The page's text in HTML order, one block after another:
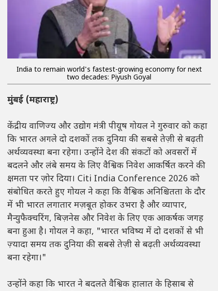
India to remain world's fastest-growing economy for next
two decades: Piyush Goyal
मुंबई (महाराष्ट्र)
केंद्रीय वाणिज्य और उद्योग मंत्री पीयूष गोयल ने गुरुवार को कहा
कि भारत अगले दो दशकों तक दुनिया की सबसे तेज़ी से बढ़ती
अर्थव्यवस्था बना रहेगा। उन्होंने देश की संकटों को अवसरों में
बदलने और लंबे समय के लिए वैश्विक निवेश आकर्षित करने की
क्षमता पर ज़ोर दिया। Citi India Conference 2026 को
संबोधित करते हुए गोयल ने कहा कि वैश्विक अनिश्चितता के दौर
में भी भारत लगातार मज़बूत होकर उभरा है और व्यापार,
मैन्युफैक्चरिंग, बिज़नेस और निवेश के लिए एक आकर्षक जगह
बना हुआ है। गोयल ने कहा, "भारत भविष्य में दो दशकों से भी
ज़्यादा समय तक दुनिया की सबसे तेज़ी से बढ़ती अर्थव्यवस्था
बना रहेगा।"
उन्होंने कहा कि भारत ने बदलते वैश्विक हालात के हिसाब से